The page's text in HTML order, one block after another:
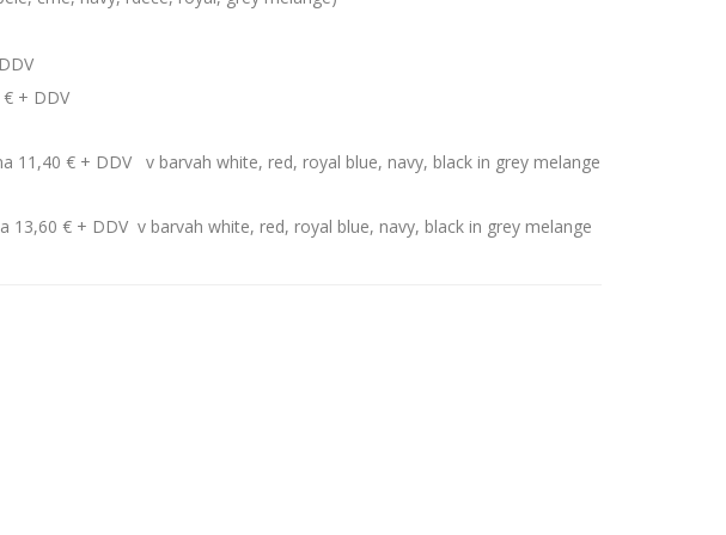
DDV
€ + DDV v barvah white, red, royal blue, navy, black in grey melange
13,60 € + DDV v barvah white, red, royal blue, navy, black in grey melange